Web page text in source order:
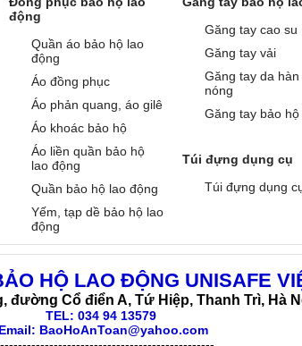
động
Quần áo bảo hộ lao
động
Áo đồng phục
Áo phản quang, áo gilê
Áo khoác bảo hộ
Áo liền quần bảo hộ
lao động
Quần bảo hộ lao động
Yếm, tạp dề bảo hộ lao
động
Găng tay cao su
Găng tay vải
Găng tay da hàn
nóng
Găng tay bảo hộ
Túi đựng dụng cụ
Túi đựng dụng
HỘ LAO ĐỘNG UNISAFE
đường Cổ điển A, Tứ Hiệp, Thanh Trì, Hà
TEL: 034 94 13579
Email: BaoHoAnToan@yahoo.com